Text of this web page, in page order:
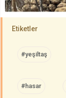
Etiketler
#yeşiltaş
#hasar